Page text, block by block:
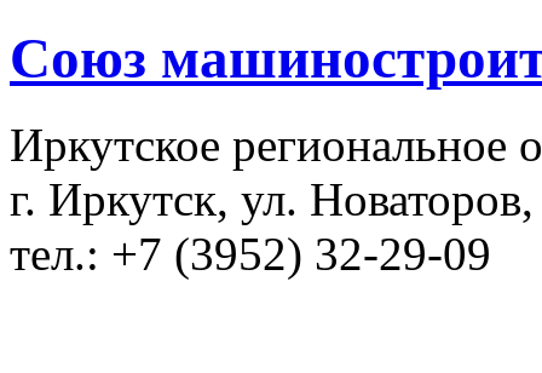
Союз
Иркутское региональное
г. Иркутск, ул.
тел.: +7 (3952) 32-29-09